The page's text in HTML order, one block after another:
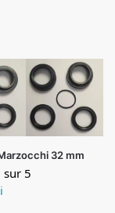
32 mm
sur 5